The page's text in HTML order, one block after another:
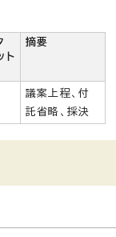
ト
摘要
議案上程、付
託省略、採決